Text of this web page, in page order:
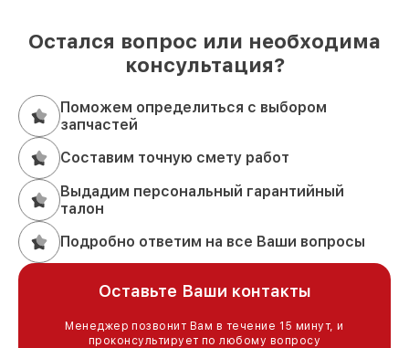
Остался вопрос или необходима
консультация?
Поможем определиться с выбором
запчастей
Составим точную смету работ
Выдадим персональный гарантийный
талон
Подробно ответим на все Ваши вопросы
Оставьте Ваши контакты
Менеджер позвонит Вам в течение 15 минут, и
проконсультирует по любому вопросу